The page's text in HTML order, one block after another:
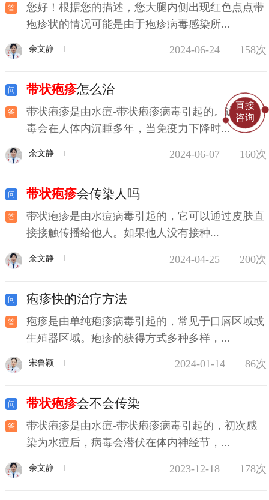
您好！根据您的描述，您大腿内侧出现红色点点带
疱疹状的情况可能是由于疱疹病毒感染所...
余文静 2024-06-24 158次
带状疱疹怎么治
带状疱疹是由水痘-带状疱疹病毒引起的。这种病
毒会在人体内沉睡多年，当免疫力下降时...
余文静 2024-06-07 160次
带状疱疹会传染人吗
带状疱疹是由水痘病毒引起的，它可以通过皮肤直
接接触传播给他人。如果他人没有接种...
余文静 2024-04-25 200次
疱疹快的治疗方法
疱疹是由单纯疱疹病毒引起的，常见于口唇区域或
生殖器区域。疱疹的获得方式多种多样，...
宋鲁颖 2024-01-14 86次
带状疱疹会不会传染
带状疱疹是由水痘-带状疱疹病毒引起的，初次感
染为水痘后，病毒会潜伏在体内神经节，...
余文静 2023-12-18 178次
直接
咨询